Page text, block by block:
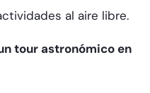
al aire libre.
tour astronómico en